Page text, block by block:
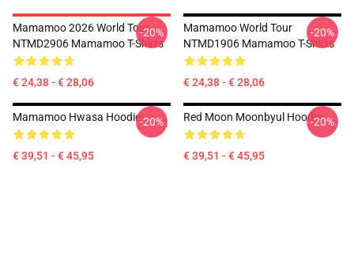
Mamamoo 2026 World Tour
NTMD2906 Mamamoo T-Shirts
€ 24,38 - € 28,06
-20%
Mamamoo World Tour
NTMD1906 Mamamoo T-Shirts
€ 24,38 - € 28,06
-20%
Mamamoo Hwasa Hoodie
€ 39,51 - € 45,95
-20% Red Moon Moonbyul Hoodie
€ 39,51 - € 45,95
-20%